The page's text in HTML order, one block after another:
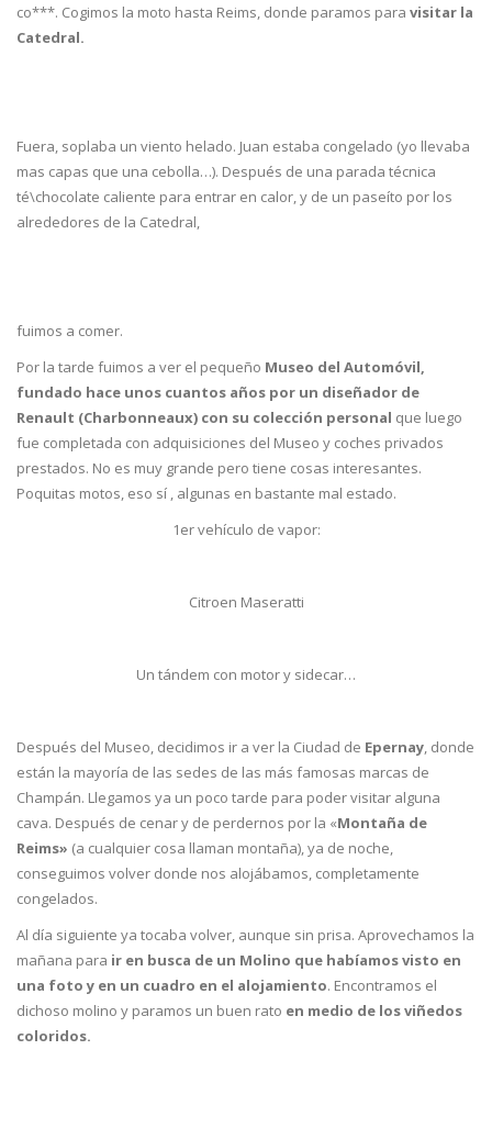
co***. Cogimos la moto hasta Reims, donde paramos para visitar la
Catedral.
Fuera, soplaba un viento helado. Juan estaba congelado (yo llevaba
mas capas que una cebolla…). Después de una parada técnica
té\chocolate caliente para entrar en calor, y de un paseíto por los
alrededores de la Catedral,
fuimos a comer.
Por la tarde fuimos a ver el pequeño Museo del Automóvil,
fundado hace unos cuantos años por un diseñador de
Renault (Charbonneaux) con su colección personal que luego
fue completada con adquisiciones del Museo y coches privados
prestados. No es muy grande pero tiene cosas interesantes.
Poquitas motos, eso sí , algunas en bastante mal estado.
1er vehículo de vapor:
Citroen Maseratti
Un tándem con motor y sidecar…
Después del Museo, decidimos ir a ver la Ciudad de Epernay , donde
están la mayoría de las sedes de las más famosas marcas de
Champán. Llegamos ya un poco tarde para poder visitar alguna
cava. Después de cenar y de perdernos por la «Montaña de
Reims» (a cualquier cosa llaman montaña), ya de noche,
conseguimos volver donde nos alojábamos, completamente
congelados.
Al día siguiente ya tocaba volver, aunque sin prisa. Aprovechamos la
mañana para ir en busca de un Molino que habíamos visto en
una foto y en un cuadro en el alojamiento. Encontramos el
dichoso molino y paramos un buen rato en medio de los viñedos
coloridos.